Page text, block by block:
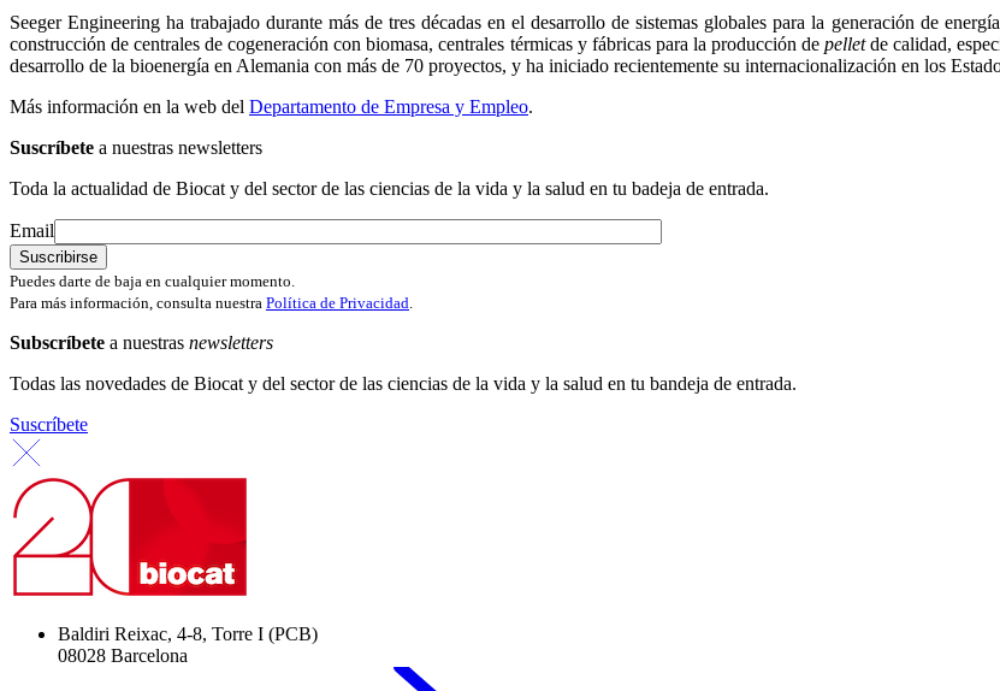
Seeger Engineering ha trabajado durante más de tres décadas en el desarrollo de sistemas globales para la generación de
construcción de centrales de cogeneración con biomasa, centrales térmicas y fábricas para la producción de pelletde calidad,
desarrollo de la bioenergía en Alemania con más de 70 proyectos, y ha iniciado recientemente su internacionalización en los
Más información en la web del Departamento de Empresa y Empleo.
Suscríbete a nuestras newsletters
Toda la actualidad de Biocat y del sector de las ciencias de la vida y la salud en tu badeja de entrada.
Email
Puedes darte de baja en cualquier momento.
Para más información, consulta nuestra Política de Privacidad.
Subscríbete a nuestras newsletters
Todas las novedades de Biocat y del sector de las ciencias de la vida y la salud en tu bandeja de entrada.
Suscríbete
Baldiri Reixac, 4-8, Torre I (PCB)
08028 Barcelona